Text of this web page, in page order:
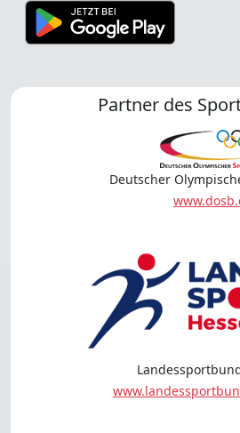
Partner des
Deutscher